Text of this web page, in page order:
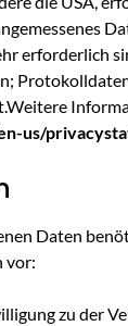
erforderlich
us/
Daten
vor:
zu der